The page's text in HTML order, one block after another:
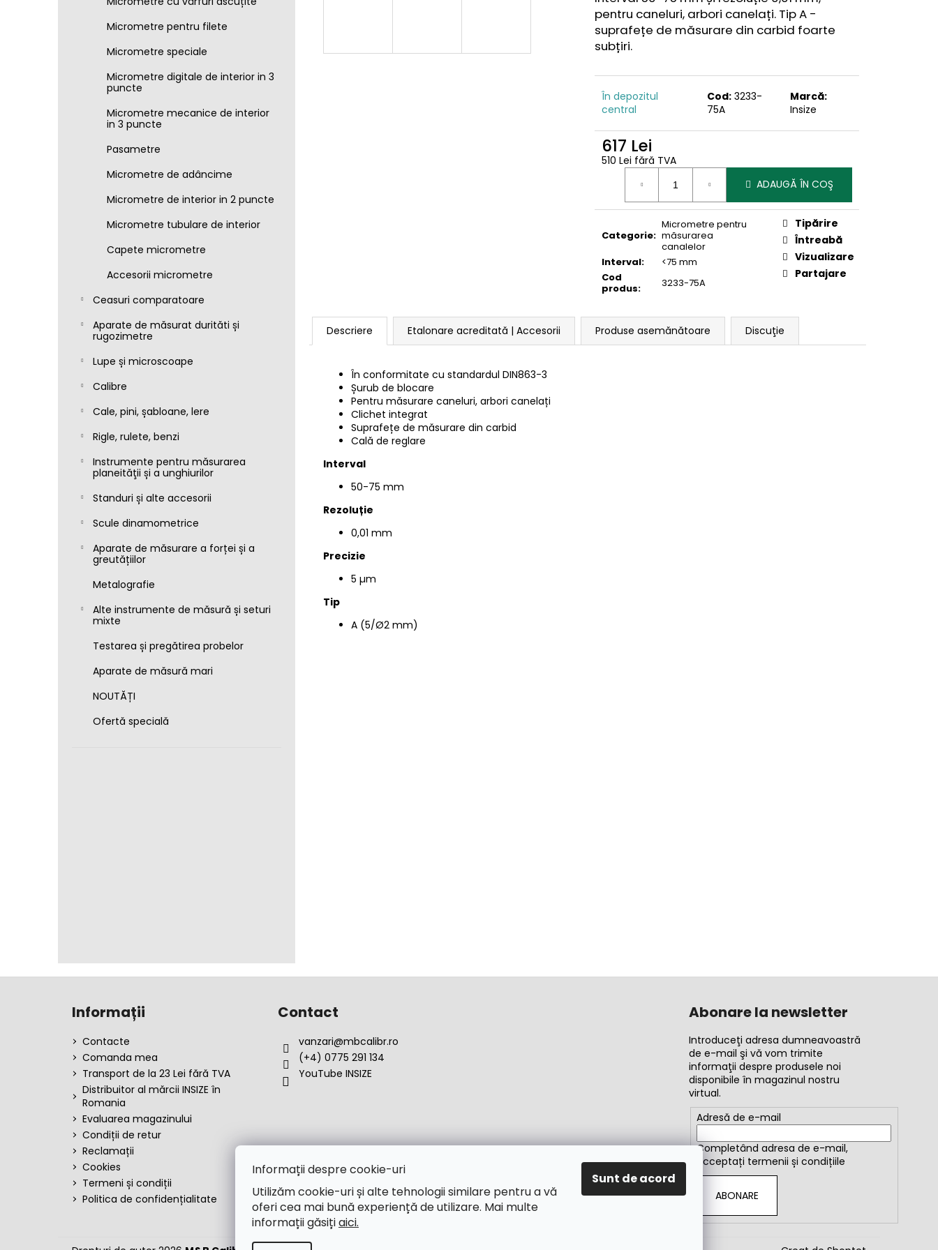
Informații despre cookie-uri
Utilizăm cookie-uri și alte tehnologii similare pentru a vă
oferi cea mai bună experiență de utilizare. Mai multe
informații găsițiaici.
Sunt de acord
Micrometre pentru filete
Micrometre speciale
Micrometre digitale de interior in 3
puncte
Micrometre mecanice de interior
in 3 puncte
Pasametre
Micrometre de adâncime
Micrometre de interior in 2 puncte
Micrometre tubulare de interior
Capete micrometre
Accesorii micrometre
Ceasuri comparatoare
Aparate de măsurat durităti și
rugozimetre
Lupe și microscoape
Calibre
Cale, pini, șabloane, lere
Rigle, rulete, benzi
Instrumente pentru măsurarea
planeităţii și a unghiurilor
Standuri și alte accesorii
Scule dinamometrice
Aparate de măsurare a forței și a
greutățiilor
Metalografie
Alte instrumente de măsură și seturi
mixte
Testarea și pregătirea probelor
Aparate de măsură mari
NOUTĂȚI
Ofertă specială
pentru caneluri, arbori canelați. Tip A -
suprafețe de măsurare din carbid foarte
subțiri.
În depozitul
central
Cod: 3233-
75A
Marcă:
Insize
617 Lei
510 Lei fără TVA
Evaluare
ADAUGĂ ÎN COŞ
Categorie:
Micrometre pentru
măsurarea
canalelor
Interval:
<75 mm
Cod
produs: 3233-75A
Tipărire
Întreabă
Vizualizare
Partajare
Descriere Etalonare acreditată | Accesorii Produse asemănătoare Discuţie
În conformitate cu standardul DIN863-3
Șurub de blocare
Pentru măsurare caneluri, arbori canelați
Clichet integrat
Suprafețe de măsurare din carbid
Cală de reglare
Interval
50-75 mm
Rezoluție
0,01 mm
Precizie
5 µm
Tip
A (5/Ø2 mm)
Informații
Contacte
Comanda mea
Transport de la 23 Lei fără TVA
Distribuitor al mărcii INSIZE în
Romania
Evaluarea magazinului
Condiții de retur
Reclamații
Cookies
Termeni și condiții
Politica de confidențialitate
Contact
vanzari@mbcalibr.ro
(+4) 0775 291 134
YouTube INSIZE
Abonare la newsletter
Introduceţi adresa dumneavoastră
de e-mail şi vă vom trimite
informaţii despre produsele noi
disponibile în magazinul nostru
virtual.
Adresă de e-mail
Completând adresa de e-mail,
acceptați termenii și condițiile
ABONARE